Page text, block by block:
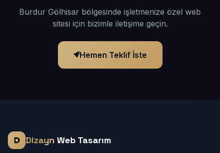
Burdur Gölhisar bölgesinde işletmenize özel web
sitesi için bizimle iletişime geçin.
Hemen Teklif İste
Dizayn Web Tasarım